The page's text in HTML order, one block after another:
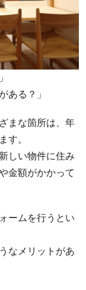
ある？」
まな箇所は、年
す。
しい物件に住み
金額がかかって
ームを行うとい
なメリットがあ